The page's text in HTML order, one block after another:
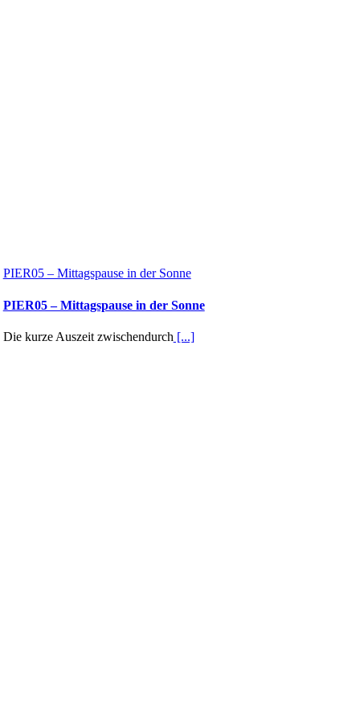
PIER05 – Mittagspause in der Sonne
PIER05 – Mittagspause in der Sonne
Die kurze Auszeit zwischendurch [...]